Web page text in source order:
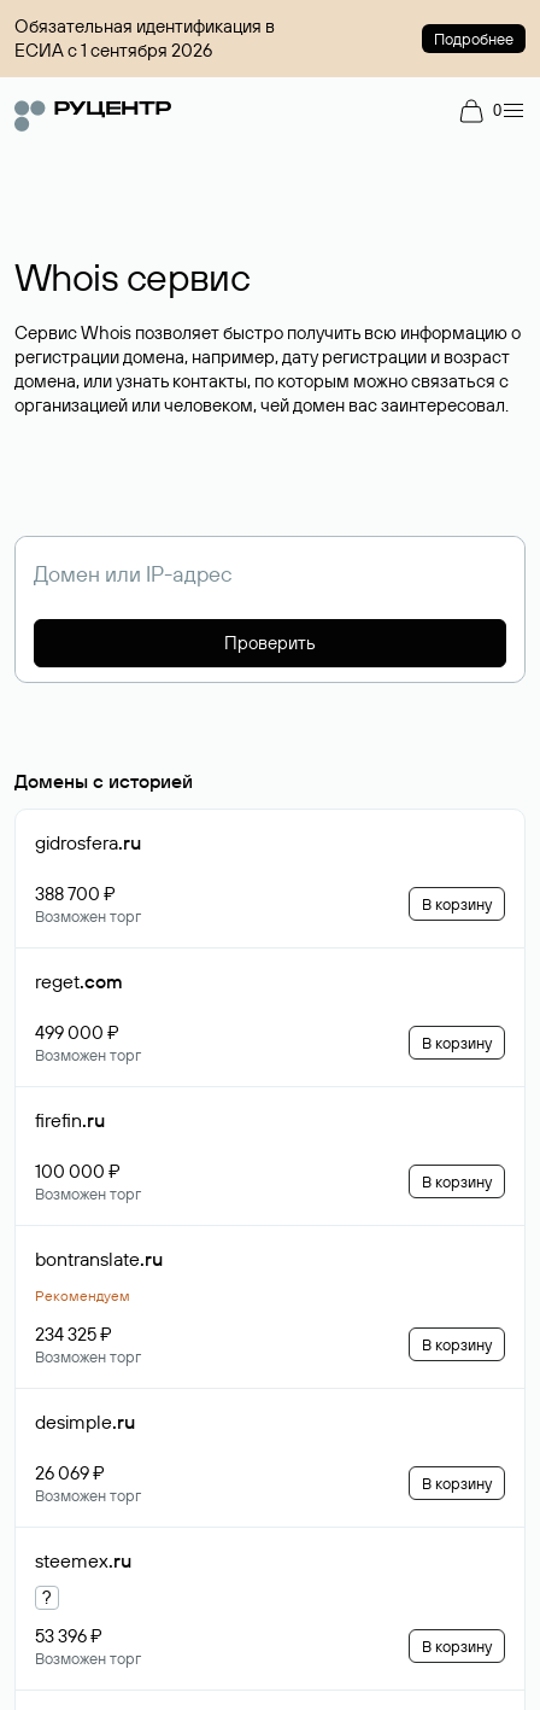
Обязательная идентификация в
ЕСИА с 1 сентября 2026
Подробнее
0
Whois сервис
Сервис Whois позволяет быстро получить всю информацию о
регистрации домена, например, дату регистрации и возраст
домена, или узнать контакты, по которым можно связаться с
организацией или человеком, чей домен вас заинтересовал.
Проверить
Домены с историей
gidrosfera.ru
388 700 ₽
Возможен торг
В корзину
reget.com
499 000 ₽
Возможен торг
В корзину
firefin.ru
100 000 ₽
Возможен торг
В корзину
bontranslate.ru
Рекомендуем
234 325 ₽
Возможен торг
В корзину
desimple.ru
26 069 ₽
Возможен торг
В корзину
steemex.ru
?
53 396 ₽
Возможен торг
В корзину